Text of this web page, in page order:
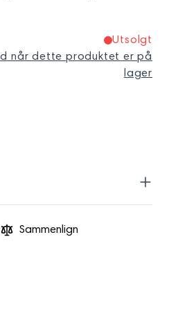
Utsolgt
når dette produktet er på
lager
det vil si sintret karbid,
Sammenlign